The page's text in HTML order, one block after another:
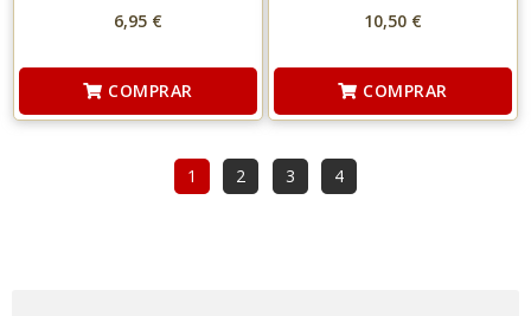
6,95 €
COMPRAR
10,50 €
COMPRAR
1 2 3 4